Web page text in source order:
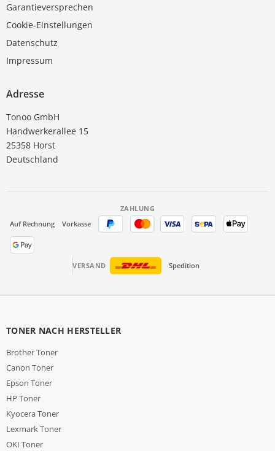
Garantieversprechen
Cookie-Einstellungen
Datenschutz
Impressum
Adresse
Tonoo GmbH
Handwerkerallee 15
25358 Horst
Deutschland
ZAHLUNG
Auf Rechnung
Vorkasse
VERSAND Spedition
TONER NACH HERSTELLER
Brother Toner
Canon Toner
Epson Toner
HP Toner
Kyocera Toner
Lexmark Toner
OKI Toner